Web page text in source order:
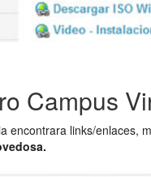
Campus
encontrara links/enlaces,